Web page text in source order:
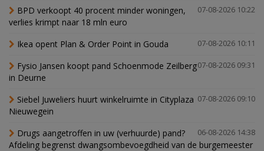
07-08-2026 10:22
BPD verkoopt 40 procent minder woningen,
verlies krimpt naar 18 mln euro
07-08-2026 10:11
Ikea opent Plan & Order Point in Gouda
07-08-2026 09:31
Fysio Jansen koopt pand Schoenmode Zeilberg
in Deurne
07-08-2026 09:10
Siebel Juweliers huurt winkelruimte in Cityplaza
Nieuwegein
06-08-2026 14:38
Drugs aangetroffen in uw (verhuurde) pand?
Afdeling begrenst dwangsombevoegdheid van de burgemeester